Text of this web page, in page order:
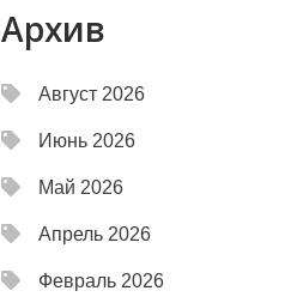
Архив
Август 2026
Июнь 2026
Май 2026
Апрель 2026
Февраль 2026